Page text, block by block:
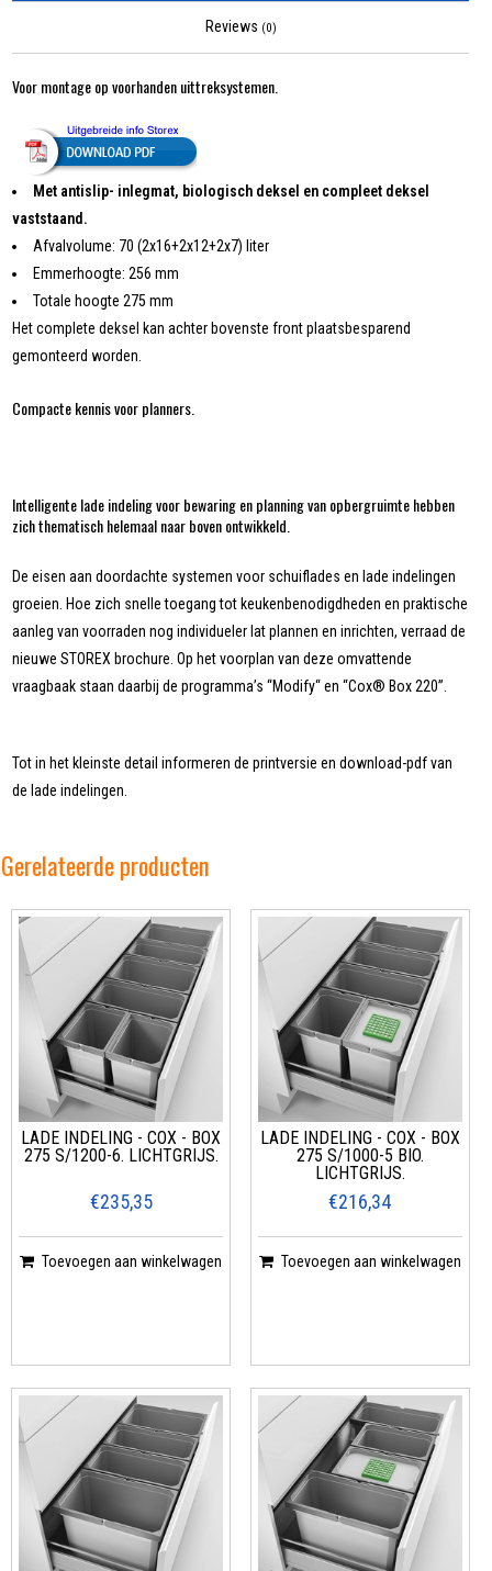
Reviews (0)
Voor montage op voorhanden uittreksystemen.
Met antislip- inlegmat, biologisch deksel en compleet deksel
vaststaand.
Afvalvolume: 70 (2x16+2x12+2x7) liter
Emmerhoogte: 256 mm
Totale hoogte 275 mm
Het complete deksel kan achter bovenste front plaatsbesparend
gemonteerd worden.
Compacte kennis voor planners.
Intelligente lade indeling voor bewaring en planning van opbergruimte hebben
zich thematisch helemaal naar boven ontwikkeld.
De eisen aan doordachte systemen voor schuiflades en lade indelingen
groeien. Hoe zich snelle toegang tot keukenbenodigdheden en praktische
aanleg van voorraden nog individueler lat plannen en inrichten, verraad de
nieuwe STOREX brochure. Op het voorplan van deze omvattende
vraagbaak staan daarbij de programma’s “Modify“ en “Cox® Box 220”.
Tot in het kleinste detail informeren de printversie en download-pdf van
de lade indelingen.
Gerelateerde producten
LADE INDELING - COX - BOX
275 S/1200-6. LICHTGRIJS.
€235,35
Toevoegen aan winkelwagen
LADE INDELING - COX - BOX
275 S/1000-5 BIO.
LICHTGRIJS.
€216,34
Toevoegen aan winkelwagen